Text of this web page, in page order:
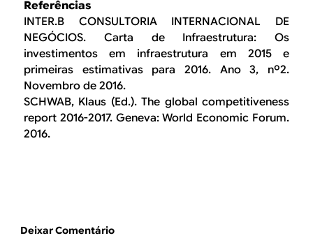
Referências
INTER.B CONSULTORIA INTERNACIONAL DE
NEGÓCIOS. Carta de Infraestrutura: Os
investimentos em infraestrutura em 2015 e
primeiras estimativas para 2016. Ano 3, nº2.
Novembro de 2016.
SCHWAB, Klaus (Ed.). The global competitiveness
report 2016-2017. Geneva: World Economic Forum.
2016.
Deixar Comentário